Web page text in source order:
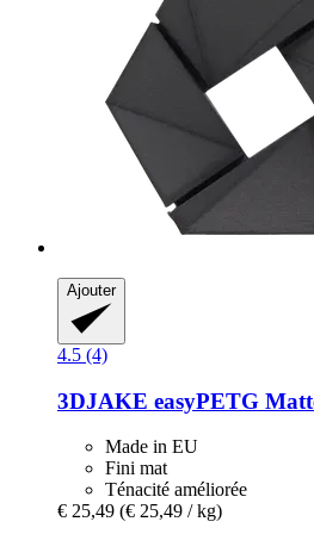
Ajouter
4.5 (4)
3DJAKE easyPETG
Made in EU
Fini mat
Ténacité améliorée
€ 25,49 (€ 25,49 / kg)